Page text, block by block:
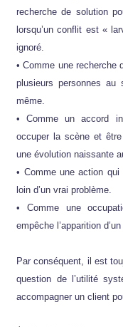
recherche de solution
lorsqu’un conflit est «
ignoré.
• Comme une recherche
plusieurs personnes au
même.
• Comme un accord
occuper la scène et
une évolution naissante
• Comme une action
loin d’un vrai problème.
• Comme une
empêche l’apparition
Par conséquent, il est
question de l’utilité
accompagner un client